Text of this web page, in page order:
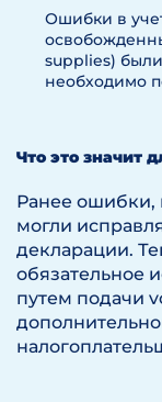
Ошибки в
supplies)
необходимо
Что это значит
Ранее ошибки,
могли
декларации.
обязательное
путем подачи